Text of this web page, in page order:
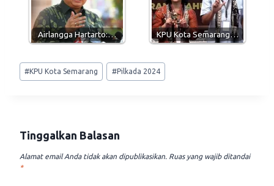
Airlangga Hartarto:… KPU Kota Semarang…
Post
Tags:
#KPU Kota Semarang #Pilkada 2024
Tinggalkan Balasan
Alamat email Anda tidak akan dipublikasikan. Ruas yang wajib ditandai
*